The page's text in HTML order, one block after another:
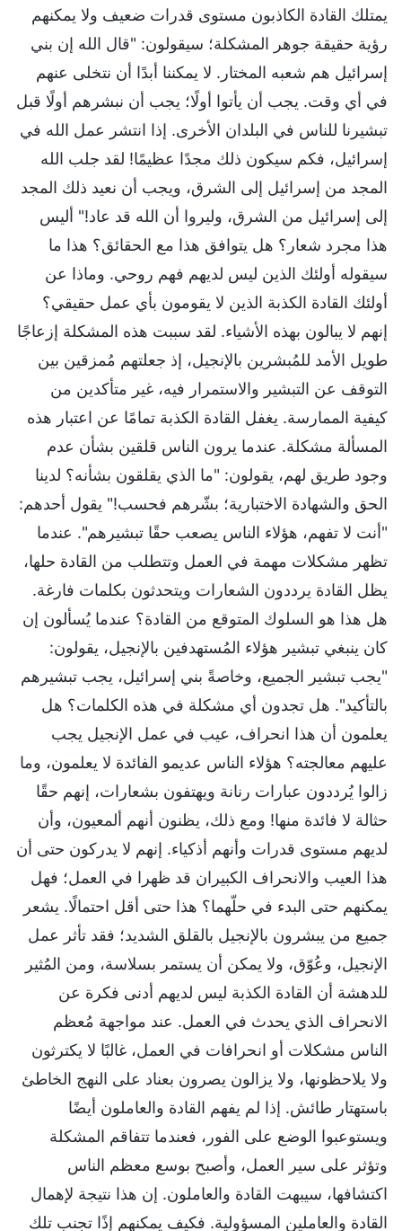
يمتلك القادة الكاذبون مستوى قدرات ضعيف ولا يمكنهم
رؤية حقيقة جوهر المشكلة؛ سيقولون: "قال الله إن بني
إسرائيل هم شعبه المختار. لا يمكننا أبدًا أن نتخلى عنهم
في أي وقت. يجب أن يأتوا أولًا؛ يجب أن نبشرهم أولًا قبل
تبشيرنا للناس في البلدان الأخرى. إذا انتشر عمل الله في
إسرائيل، فكم سيكون ذلك مجدًا عظيمًا! لقد جلب الله
المجد من إسرائيل إلى الشرق، ويجب أن نعيد ذلك المجد
إلى إسرائيل من الشرق، وليروا أن الله قد عاد!" أليس
هذا مجرد شعار؟ هل يتوافق هذا مع الحقائق؟ هذا ما
سيقوله أولئك الذين ليس لديهم فهم روحي. وماذا عن
أولئك القادة الكذبة الذين لا يقومون بأي عمل حقيقي؟
إنهم لا يبالون بهذه الأشياء. لقد سببت هذه المشكلة إزعاجًا
طويل الأمد للمُبشرين بالإنجيل، إذ جعلتهم مُمزقين بين
التوقف عن التبشير والاستمرار فيه، غير متأكدين من
كيفية الممارسة. يغفل القادة الكذبة تمامًا عن اعتبار هذه
المسألة مشكلة. عندما يرون الناس قلقين بشأن عدم
وجود طريق لهم، يقولون: "ما الذي يقلقون بشأنه؟ لدينا
الحق والشهادة الاختبارية؛ بشّرهم فحسب!" يقول أحدهم:
"أنت لا تفهم، هؤلاء الناس يصعب حقًا تبشيرهم". عندما
تظهر مشكلات مهمة في العمل وتتطلب من القادة حلها،
يظل القادة يرددون الشعارات ويتحدثون بكلمات فارغة.
هل هذا هو السلوك المتوقع من القادة؟ عندما يُسألون إن
كان ينبغي تبشير هؤلاء المُستهدفين بالإنجيل، يقولون:
"يجب تبشير الجميع، وخاصةً بني إسرائيل، يجب تبشيرهم
بالتأكيد". هل تجدون أي مشكلة في هذه الكلمات؟ هل
يعلمون أن هذا انحراف، عيب في عمل الإنجيل يجب
عليهم معالجته؟ هؤلاء الناس عديمو الفائدة لا يعلمون، وما
زالوا يُرددون عبارات رنانة ويهتفون بشعارات، إنهم حقًا
حثالة لا فائدة منها! ومع ذلك، يظنون أنهم ألمعيون، وأن
لديهم مستوى قدرات وأنهم أذكياء. إنهم لا يدركون حتى أن
هذا العيب والانحراف الكبيران قد ظهرا في العمل؛ فهل
يمكنهم حتى البدء في حلّهما؟ هذا حتى أقل احتمالًا. يشعر
جميع من يبشرون بالإنجيل بالقلق الشديد؛ فقد تأثر عمل
الإنجيل، وعُوّق، ولا يمكن أن يستمر بسلاسة، ومن المُثير
للدهشة أن القادة الكذبة ليس لديهم أدنى فكرة عن
الانحراف الذي يحدث في العمل. عند مواجهة مُعظم
الناس مشكلات أو انحرافات في العمل، غالبًا لا يكترثون
ولا يلاحظونها، ولا يزالون يصرون بعناد على النهج الخاطئ
باستهتار طائش. إذا لم يفهم القادة والعاملون أيضًا
ويستوعبوا الوضع على الفور، فعندما تتفاقم المشكلة
وتؤثر على سير العمل، وأصبح بوسع معظم الناس
اكتشافها، سيبهت القادة والعاملون. إن هذا نتيجة لإهمال
القادة والعاملين المسؤولية. فكيف يمكنهم إذًا تجنب تلك